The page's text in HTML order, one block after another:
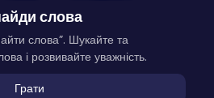
слова
слова”. Шукайте та
і розвивайте уважність.
Грати